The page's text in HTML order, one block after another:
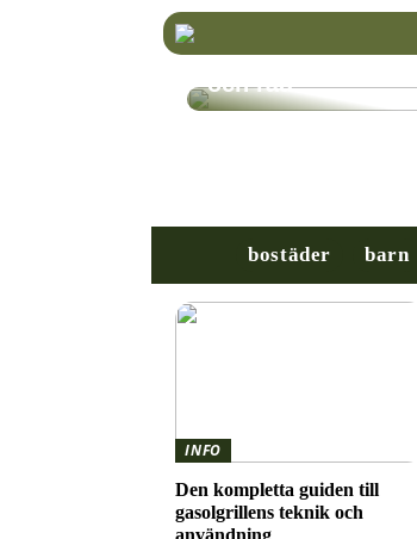
din platt-TV – Tips
och råd
bostäder barn
INFO
Den kompletta guiden till
gasolgrillens teknik och
användning